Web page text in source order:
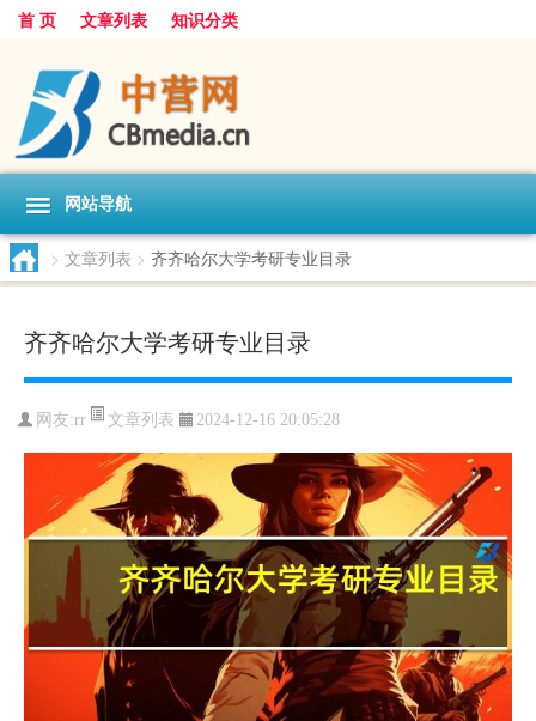
首 页 文章列表 知识分类
网站导航
> 文章列表 > 齐齐哈尔大学考研专业目录
齐齐哈尔大学考研专业目录
网友:rr 文章列表 2024-12-16 20:05:28